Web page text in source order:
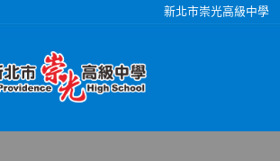
新北市崇光高級中學